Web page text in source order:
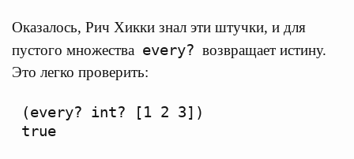
Оказалось, Рич Хикки знал эти штучки, и для
пустого множества every? возвращает истину.
Это легко проверить:
(every? int? [1 2 3])
true